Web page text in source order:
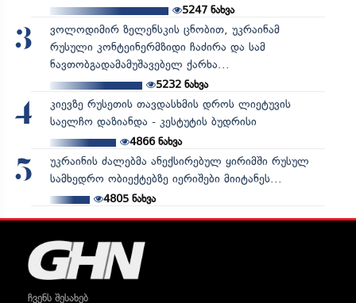
5247ნახვა
3
ვოლოდიმირ ზელენსკის ცნობით, უკრაინამ
რუსული კონტეინერმზიდი ჩაძირა და სამ
ნავთობგადამამუშავებელ ქარხა...
5232ნახვა
4
კიევზე რუსეთის თავდასხმის დროს ლიეტუვის
საელჩო დაზიანდა - კესტუტის ბუდრისი
4866ნახვა
5
უკრაინის ძალებმა ანექსირებულ ყირიმში რუსულ
სამხედრო ობიექტებზე იერიშები მიიტანეს...
4805ნახვა
ჩვენს შესახებ